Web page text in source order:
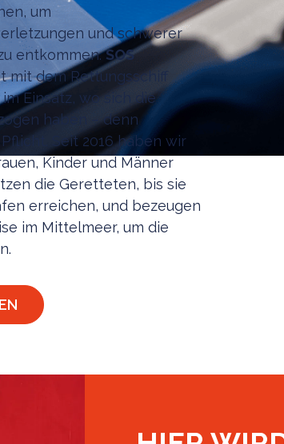
um
und schwerer
entkommen.SOS
mit dem Rettungsschiff
Einsatz, wo sich die
haben – denn
Seit 2016 haben wir
Kinder und Männer
die Geretteten, bis sie
erreichen, und bezeugen
im Mittelmeer, um die